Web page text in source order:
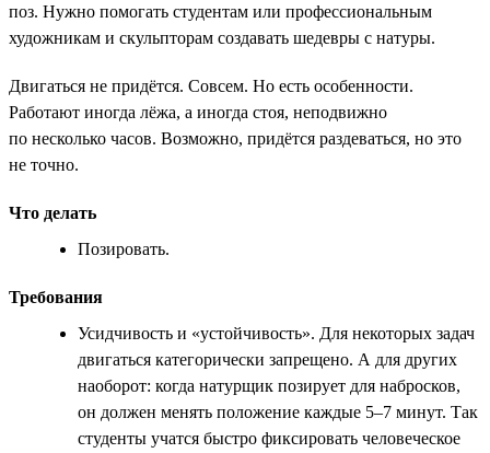
поз. Нужно помогать студентам или профессиональным
художникам и скульпторам создавать шедевры с натуры.
Двигаться не придётся. Совсем. Но есть особенности.
Работают иногда лёжа, а иногда стоя, неподвижно
по несколько часов. Возможно, придётся раздеваться, но это
не точно.
Что делать
Позировать.
Требования
Усидчивость и «устойчивость». Для некоторых задач
двигаться категорически запрещено. А для других
наоборот: когда натурщик позирует для набросков,
он должен менять положение каждые 5–7 минут. Так
студенты учатся быстро фиксировать человеческое